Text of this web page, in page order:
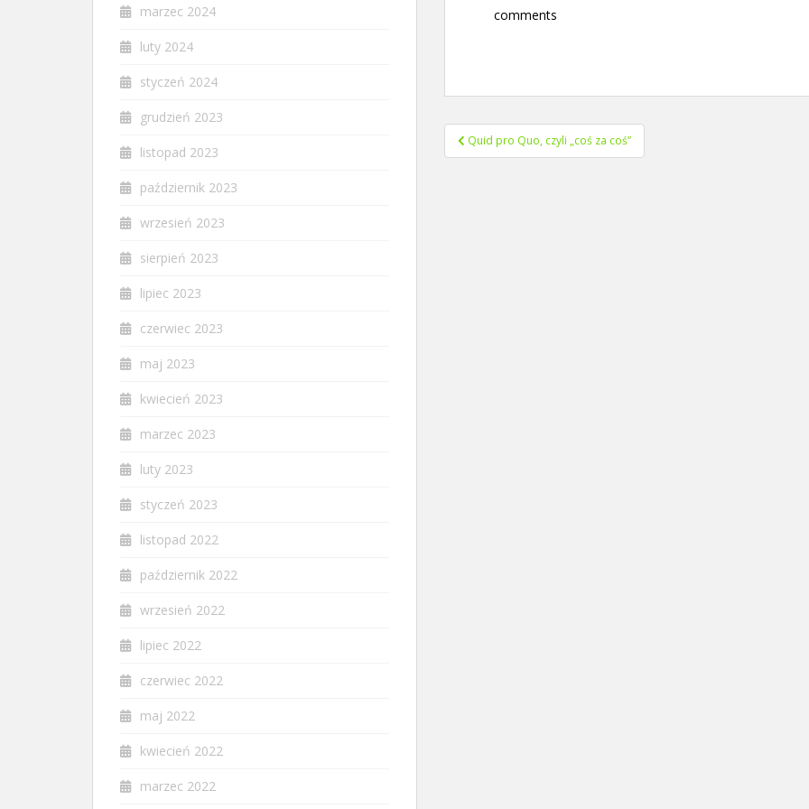
comments
Nawigacja
wpisu
Quid pro Quo, czyli „coś za coś”
marzec 2024
luty 2024
styczeń 2024
grudzień 2023
listopad 2023
październik 2023
wrzesień 2023
sierpień 2023
lipiec 2023
czerwiec 2023
maj 2023
kwiecień 2023
marzec 2023
luty 2023
styczeń 2023
listopad 2022
październik 2022
wrzesień 2022
lipiec 2022
czerwiec 2022
maj 2022
kwiecień 2022
marzec 2022